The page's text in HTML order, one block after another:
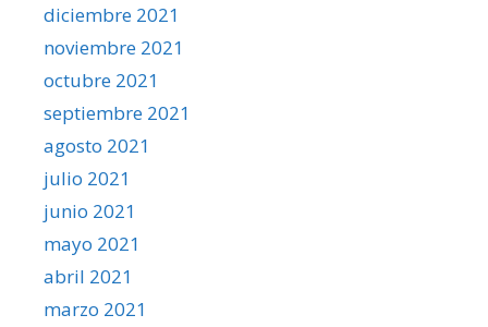
diciembre 2021
noviembre 2021
octubre 2021
septiembre 2021
agosto 2021
julio 2021
junio 2021
mayo 2021
abril 2021
marzo 2021